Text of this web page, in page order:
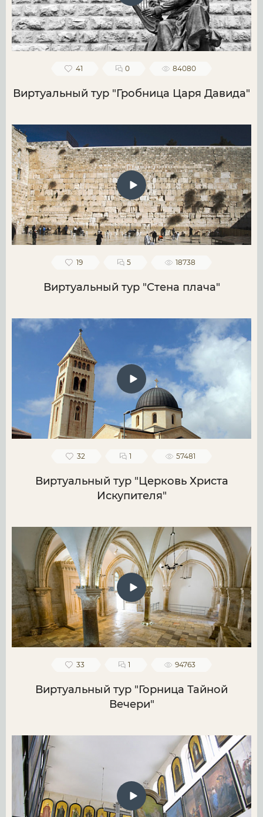
41 0 84080
Виртуальный тур "Гробница Царя Давида"
19 5 18738
Виртуальный тур "Стена плача"
32 1 57481
Виртуальный тур "Церковь Христа
Искупителя"
33 1 94763
Виртуальный тур "Горница Тайной
Вечери"